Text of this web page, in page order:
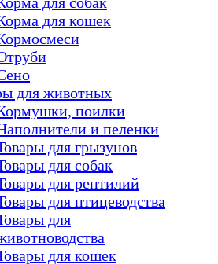
для кошек
для животных
поилки
и пеленки
для грызунов
для собак
для рептилий
для птицеводства
для
для кошек